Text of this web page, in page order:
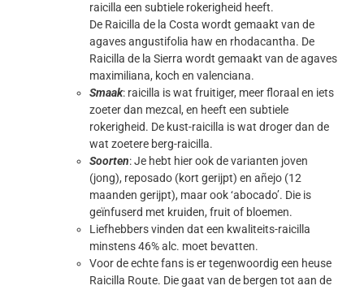
raicilla een subtiele rokerigheid heeft.
De Raicilla de la Costa wordt gemaakt van de
agaves angustifolia haw en rhodacantha. De
Raicilla de la Sierra wordt gemaakt van de agaves
maximiliana, koch en valenciana.
Smaak: raicilla is wat fruitiger, meer floraal en iets
zoeter dan mezcal, en heeft een subtiele
rokerigheid. De kust-raicilla is wat droger dan de
wat zoetere berg-raicilla.
Soorten: Je hebt hier ook de varianten joven
(jong), reposado (kort gerijpt) en añejo (12
maanden gerijpt), maar ook ‘abocado’. Die is
geïnfuserd met kruiden, fruit of bloemen.
Liefhebbers vinden dat een kwaliteits-raicilla
minstens 46% alc. moet bevatten.
Voor de echte fans is er tegenwoordig een heuse
Raicilla Route. Die gaat van de bergen tot aan de